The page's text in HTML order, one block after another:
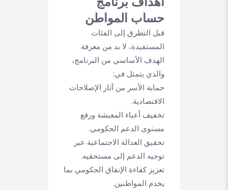
حساب المواطن
قبل التطرق إلى الفئات
المستفيدة، لا بد من معرفة
الهدف الأساسي من البرنامج،
والذي يتمثل في:
حماية الأسر من آثار الإصلاحات
الاقتصادية.
تخفيف أعباء المعيشة ورفع
مستوى الدعم الحكومي.
تحقيق العدالة الاجتماعية عبر
توجيه الدعم إلى مستحقيه.
تعزيز كفاءة الإنفاق الحكومي بما
يخدم المواطنين.